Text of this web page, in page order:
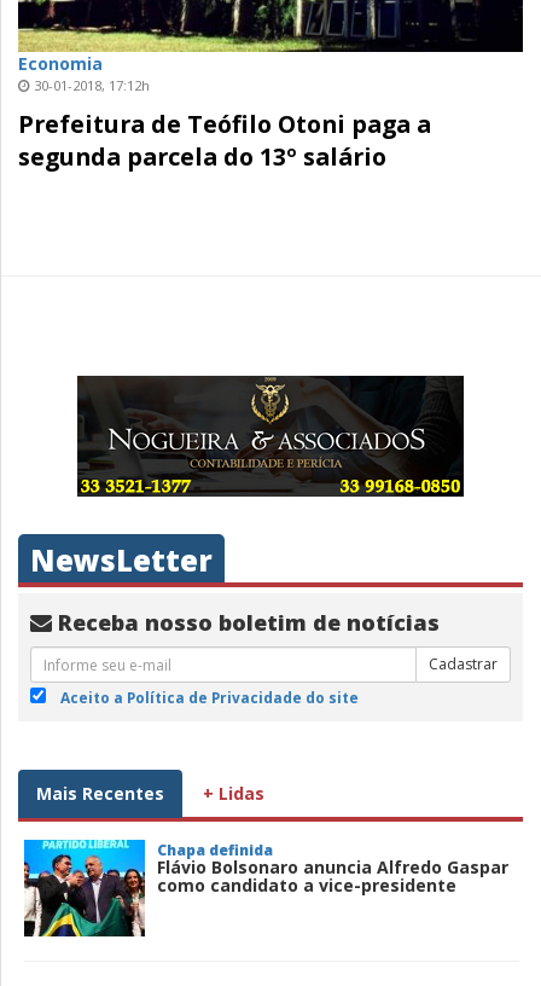
Economia
30-01-2018, 17:12h
Prefeitura de Teófilo Otoni paga a
segunda parcela do 13º salário
NewsLetter
Receba nosso boletim de notícias
Cadastrar
Aceito a Política de Privacidade do site
Mais Recentes + Lidas
Chapa definida
Flávio Bolsonaro anuncia Alfredo Gaspar
como candidato a vice-presidente